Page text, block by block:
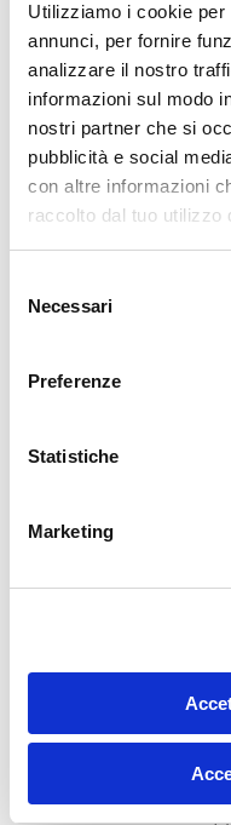
Utilizziamo i cookie
annunci, per fornire
analizzare il nostro
informazioni sul modo
nostri partner che si
pubblicità e social
con altre informazioni
raccolto dal tuo utilizzo
delNecessari
Preferenze
Statistiche
Marketing
ALLENATI CON ME!
15WORKOUT
Allenamento aerobico
Allenamento Donne